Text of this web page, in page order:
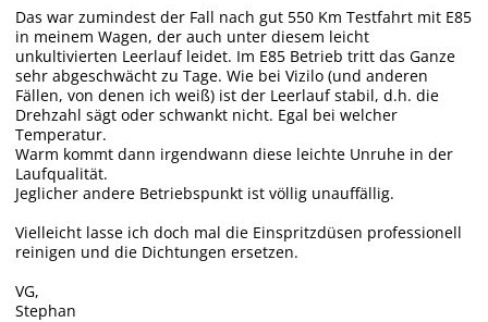
Das war zumindest der Fall nach gut 550 Km Testfahrt mit E85
in meinem Wagen, der auch unter diesem leicht
unkultivierten Leerlauf leidet. Im E85 Betrieb tritt das Ganze
sehr abgeschwächt zu Tage. Wie bei Vizilo (und anderen
Fällen, von denen ich weiß) ist der Leerlauf stabil, d.h. die
Drehzahl sägt oder schwankt nicht. Egal bei welcher
Temperatur.
Warm kommt dann irgendwann diese leichte Unruhe in der
Laufqualität.
Jeglicher andere Betriebspunkt ist völlig unauffällig.
Vielleicht lasse ich doch mal die Einspritzdüsen professionell
reinigen und die Dichtungen ersetzen.
VG,
Stephan